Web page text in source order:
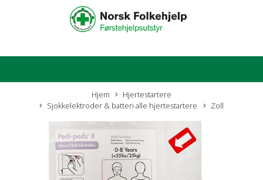
Hjem
Hjertestartere
Sjokkelektroder & batteri alle hjertestartere
Zoll